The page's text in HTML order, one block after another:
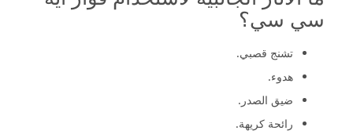
سي سي؟
تشنج قصبي.
هدوء.
ضيق الصدر.
رائحة كريهة.